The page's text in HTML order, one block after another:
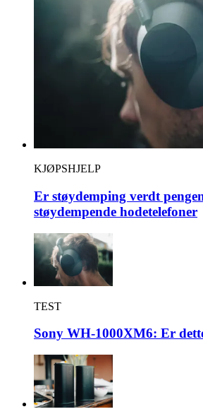
KJØPSHJELP
Er støydemping verdt
støydempende hodetelefoner
TEST
Sony WH-1000XM6: Er